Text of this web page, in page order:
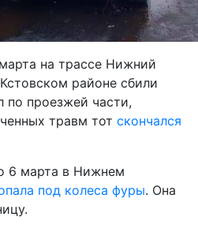
на трассе Нижний
районе сбили
по проезжей части,
травм тот скончался
6 марта в Нижнем
под колеса фуры. Она